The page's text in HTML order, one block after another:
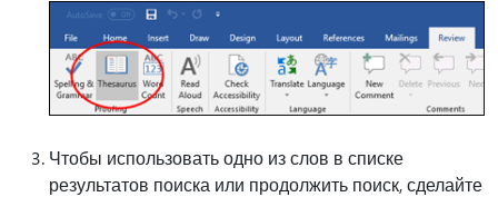
Чтобы использовать одно из слов в списке
результатов поиска или продолжить поиск, сделайте